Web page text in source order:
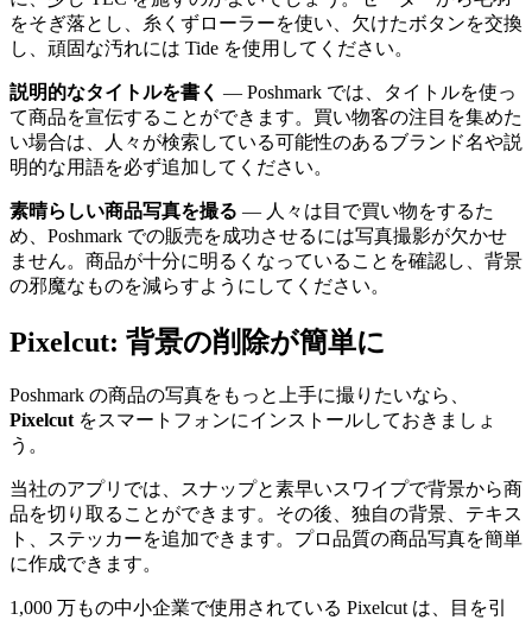
をそぎ落とし、糸くずローラーを使い、欠けたボタンを交換
し、頑固な汚れには Tide を使用してください。
説明的なタイトルを書く — Poshmark では、タイトルを使っ
て商品を宣伝することができます。買い物客の注目を集めた
い場合は、人々が検索している可能性のあるブランド名や説
明的な用語を必ず追加してください。
素晴らしい商品写真を撮る — 人々は目で買い物をするた
め、Poshmark での販売を成功させるには写真撮影が欠かせ
ません。商品が十分に明るくなっていることを確認し、背景
の邪魔なものを減らすようにしてください。
Pixelcut: 背景の削除が簡単に
Poshmark の商品の写真をもっと上手に撮りたいなら、
Pixelcutをスマートフォンにインストールしておきましょ
う。
当社のアプリでは、スナップと素早いスワイプで背景から商
品を切り取ることができます。その後、独自の背景、テキス
ト、ステッカーを追加できます。プロ品質の商品写真を簡単
に作成できます。
1,000 万もの中小企業で使用されている Pixelcut は、目を引